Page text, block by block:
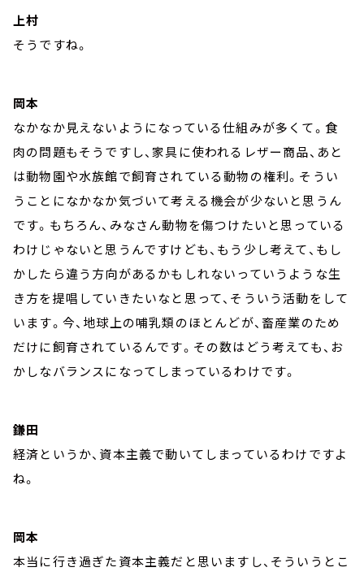
上村
そうですね。
岡本
なかなか見えないようになっている仕組みが多くて。食
肉の問題もそうですし、家具に使われるレザー商品、あと
は動物園や水族館で飼育されている動物の権利。そうい
うことになかなか気づいて考える機会が少ないと思うん
です。もちろん、みなさん動物を傷つけたいと思っている
わけじゃないと思うんですけども、もう少し考えて、もし
かしたら違う方向があるかもしれないっていうような生
き方を提唱していきたいなと思って、そういう活動をして
います。今、地球上の哺乳類のほとんどが、畜産業のため
だけに飼育されているんです。その数はどう考えても、お
かしなバランスになってしまっているわけです。
鎌田
経済というか、資本主義で動いてしまっているわけですよ
ね。
岡本
本当に行き過ぎた資本主義だと思いますし、そういうとこ